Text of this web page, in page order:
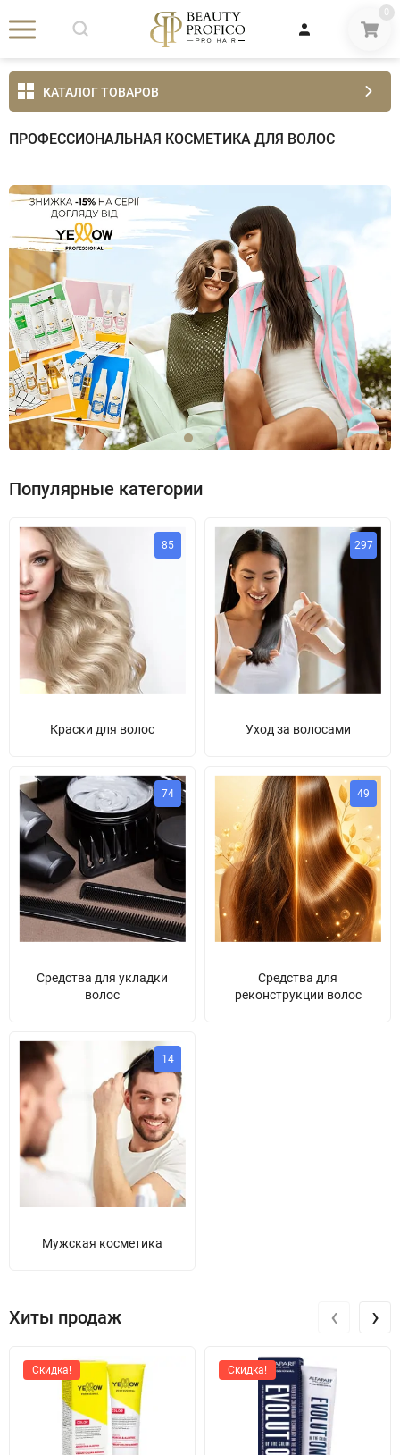
0
КАТАЛОГ ТОВАРОВ
ПРОФЕССИОНАЛЬНАЯ КОСМЕТИКА ДЛЯ ВОЛОС
Популярные категории
Краски для волос
85
Уход за волосами
297
Средства для укладки
волос
74
Средства для
реконструкции волос
49
Мужская косметика
14
Хиты продаж
Скидка! Скидка!
‹ ›